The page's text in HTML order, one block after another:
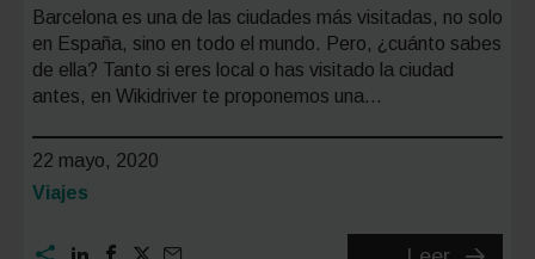
Barcelona es una de las ciudades más visitadas, no solo
en España, sino en todo el mundo. Pero, ¿cuánto sabes
de ella? Tanto si eres local o has visitado la ciudad
antes, en Wikidriver te proponemos una…
22 mayo, 2020
Categoría:
Viajes